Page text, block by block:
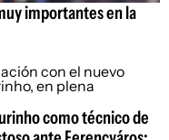
importantes en la
como técnico de